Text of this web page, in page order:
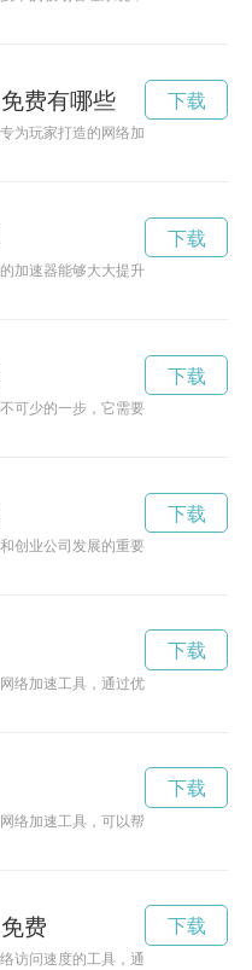
费有哪些
为玩家打造的网络加速工具，可以
下载
加速器能够大大提升拷贝速度，让
下载
可少的一步，它需要强大的动力和
下载
创业公司发展的重要平台，越来越
下载
络加速工具，通过优化网络连接，
下载
络加速工具，可以帮助用户快速、
下载
费
访问速度的工具，通过加速器，可
下载